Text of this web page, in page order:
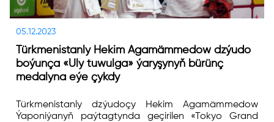
05.12.2023
Türkmenistanly Hekim Agamämmedow dzýudo
boýunça «Uly tuwulga» ýaryşynyň bürünç
medalyna eýe çykdy
Türkmenistanly dzýudoçy Hekim Agamämmedow
Ýaponiýanyň paýtagtynda geçirilen «Tokyo Grand